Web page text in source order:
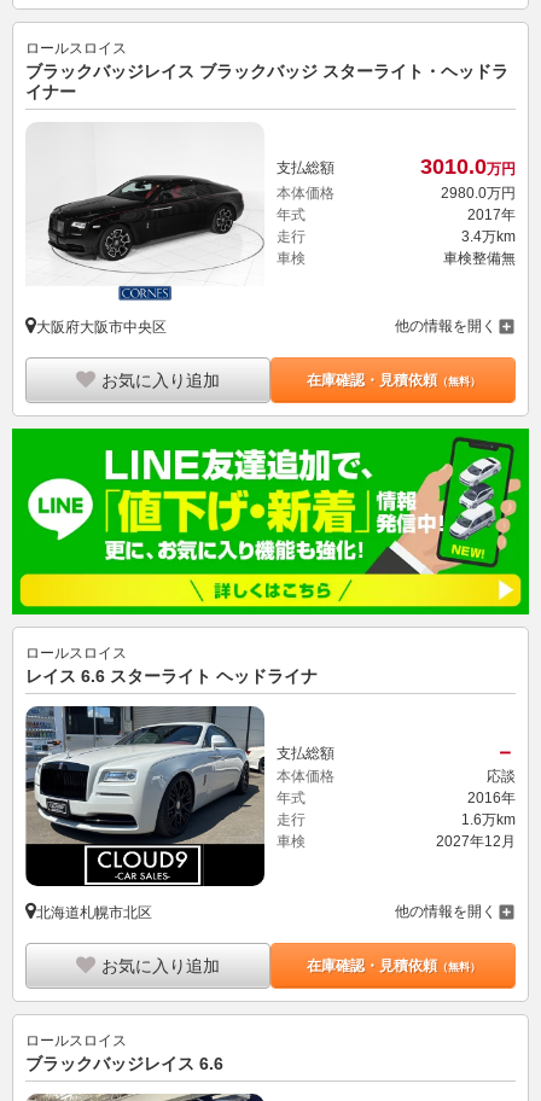
ロールスロイス
ブラックバッジレイス ブラックバッジ スターライト・ヘッドラ
イナー
支払総額 3010.0万円
本体価格
2980. 0万円
年式
2017年
走行
3.4万km
車検
車検整備無
大阪府大阪市中央区 他の情報を開く
お気に入り追加 在庫確認・見積依頼（無料）
ロールスロイス
レイス 6.6 スターライト ヘッドライナ
支払総額 －
本体価格
応談
年式
2016年
走行
1.6万km
車検
2027年12月
北海道札幌市北区 他の情報を開く
お気に入り追加 在庫確認・見積依頼（無料）
ロールスロイス
ブラックバッジレイス 6.6